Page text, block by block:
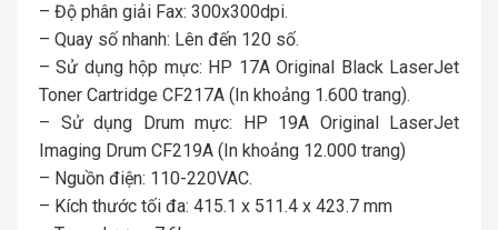
– Độ phân giải Fax: 300x300dpi.
– Quay số nhanh: Lên đến 120 số.
– Sử dụng hộp mực: HP 17A Original Black LaserJet
Toner Cartridge CF217A (In khoảng 1.600 trang).
– Sử dụng Drum mực: HP 19A Original LaserJet
Imaging Drum CF219A (In khoảng 12.000 trang)
– Nguồn điện: 110-220VAC.
– Kích thước tối đa: 415.1 x 511.4 x 423.7 mm